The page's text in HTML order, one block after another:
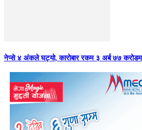
नेप्से ४ अंकले घट्यो, कारोबार रकम ३ अर्ब ७७